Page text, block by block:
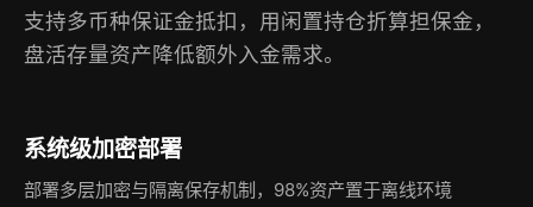
支持多币种保证金抵扣，用闲置持仓折算担保金，
盘活存量资产降低额外入金需求。
系统级加密部署
部署多层加密与隔离保存机制，98%资产置于离线环境